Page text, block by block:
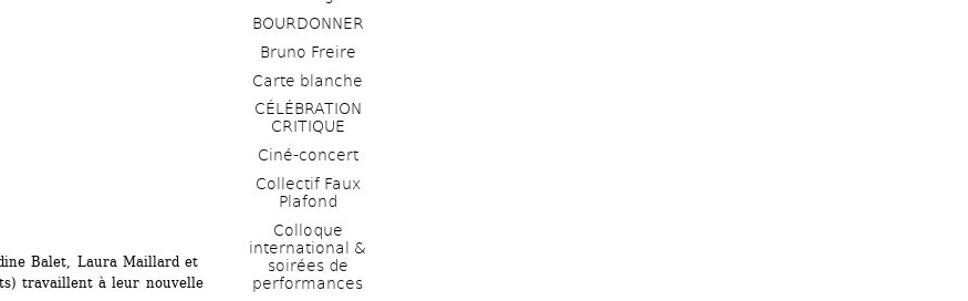
Balet, Laura Maillard et
travaillent à leur nouvelle
BOURDONNER
Bruno Freire
Carte blanche
CÉLÉBRATION
CRITIQUE
Ciné-concert
Collectif Faux
Plafond
Colloque
international &
soirées de
performances